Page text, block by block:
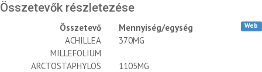
Összetevők részletezése
Összetevő
Mennyiség/egység
ACHILLEA
MILLEFOLIUM
370MG
ARCTOSTAPHYLOS 1105MG
Web